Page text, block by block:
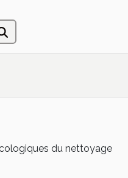
du nettoyage